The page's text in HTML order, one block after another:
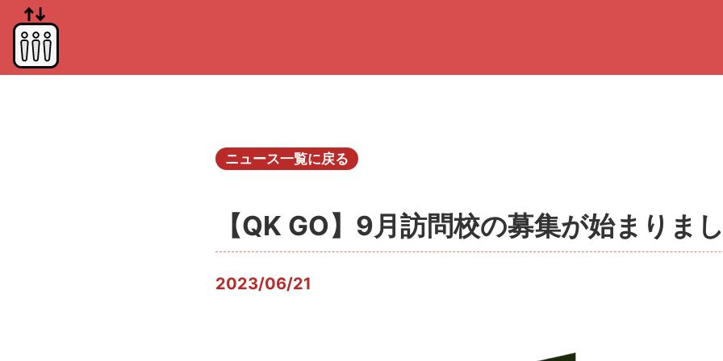
ニュース一覧に戻る
【QK GO】9月訪問校の募集が始まりま
2023/06/21